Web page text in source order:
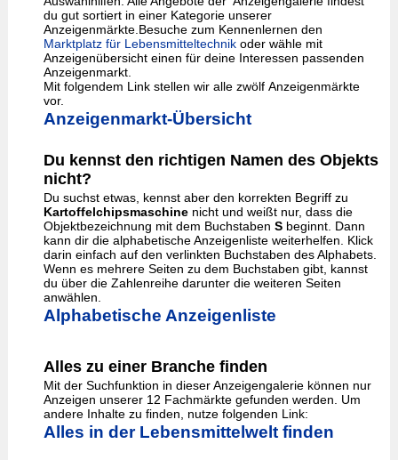
du gut sortiert in einer Kategorie unserer
Anzeigenmärkte.Besuche zum Kennenlernen den
Marktplatz für Lebensmitteltechnikoder wähle mit
Anzeigenübersicht einen für deine Interessen passenden
Anzeigenmarkt.
Mit folgendem Link stellen wir alle zwölf Anzeigenmärkte
vor.
Anzeigenmarkt-Übersicht
Du kennst den richtigen Namen des Objekts
nicht?
Du suchst etwas, kennst aber den korrekten Begriff zu
Kartoffelchipsmaschinenicht und weißt nur, dass die
Objektbezeichnung mit dem Buchstaben Sbeginnt. Dann
kann dir die alphabetische Anzeigenliste weiterhelfen. Klick
darin einfach auf den verlinkten Buchstaben des Alphabets.
Wenn es mehrere Seiten zu dem Buchstaben gibt, kannst
du über die Zahlenreihe darunter die weiteren Seiten
anwählen.
Alphabetische Anzeigenliste
Alles zu einer Branche finden
Mit der Suchfunktion in dieser Anzeigengalerie können nur
Anzeigen unserer 12 Fachmärkte gefunden werden. Um
andere Inhalte zu finden, nutze folgenden Link:
Alles in der Lebensmittelwelt finden